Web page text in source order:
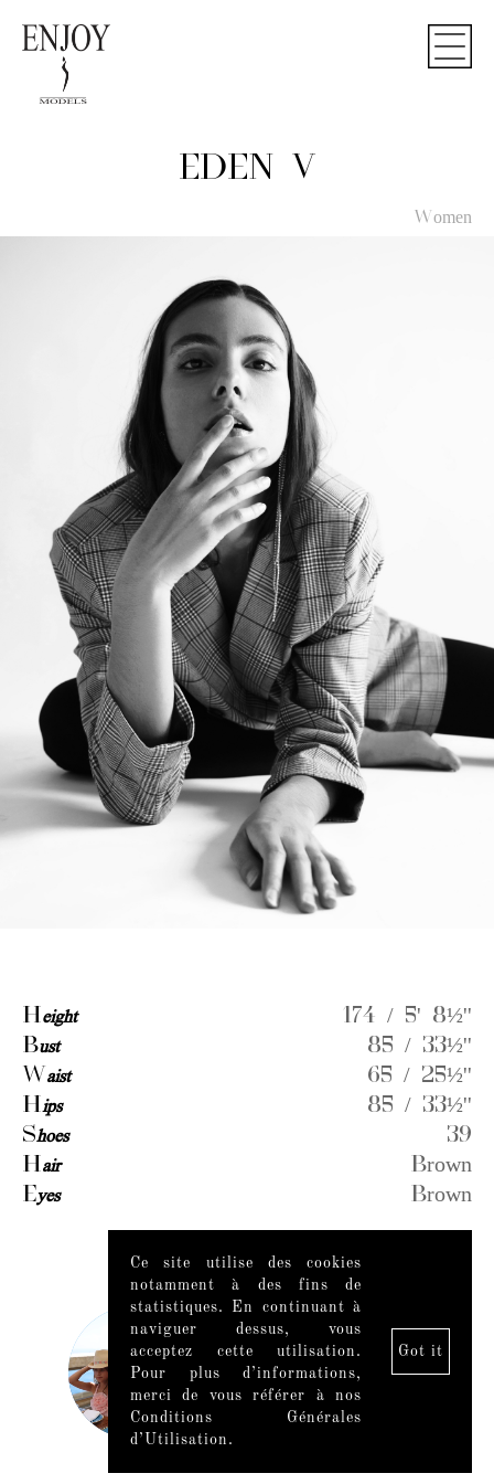
EDEN V
Women
Height
174 / 5' 8½''
Bust
85 / 33½''
Waist
65 / 25½''
Hips
85 / 33½''
Shoes
39
Hair
Brown
Eyes Brown
Ce site utilise des cookies
notamment à des fins de
statistiques. En continuant à
naviguer dessus, vous
acceptez cette utilisation.
Pour plus d’informations,
merci de vous référer à nos
Conditions Générales
d’Utilisation.
Got it